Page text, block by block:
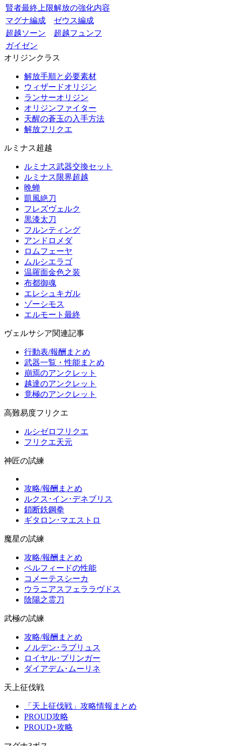
賢者最終上限解放の強化内容
マグナ編成
ゼウス編成
超越ソーン
超越フュンフ
ガイゼン
オリジンクラス
解放手順と必要素材
ウィザードオリジン
ランサーオリジン
オリジンファイター
天醒の蒼玉の入手方法
解放フリクエ
ルミナス超越
ルミナス武器交換セット
ルミナス限界超越
晩蝉
凱風絶刀
フレズヴェルク
黒漆太刀
フルンティング
アンドロメダ
ロムフェーヤ
ムルシエラゴ
温羅面金色之装
布都御魂
エレシュキガル
ゾーシモス
エルモート最終
ヴェルサシア関連記事
行動表/報酬まとめ
武器一覧・性能まとめ
崩焉のアンクレット
越達のアンクレット
竟極のアンクレット
高難易度フリクエ
ルシゼロフリクエ
フリクエ天元
神匠の試練
攻略/報酬まとめ
ルクス･イン･デネブリス
鎖断鉄鋼拳
ギタロン･マエストロ
魔星の試練
攻略/報酬まとめ
ペルフィードの性能
コメーテスシーカ
ウラニアスフェララヴドス
陰陽之霊刀
武極の試練
攻略/報酬まとめ
ノルデン･ラブリュス
ロイヤル･ブリンガー
ダイアデム･ムーリネ
天上征伐戦
「天上征伐戦」攻略情報まとめ
PROUD攻略
PROUD+攻略